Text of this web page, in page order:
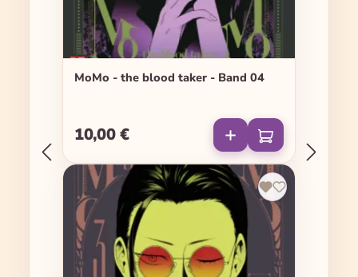
MoMo - the blood taker - Band 04
Regulärer Preis:
10,00 €